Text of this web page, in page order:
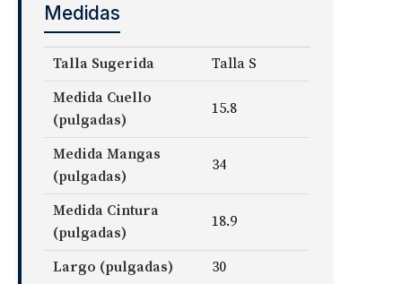
Medidas
Talla Sugerida
Talla S
Medida Cuello
(pulgadas)
15.8
Medida Mangas
(pulgadas)
34
Medida Cintura
(pulgadas)
18.9
Largo (pulgadas) 30